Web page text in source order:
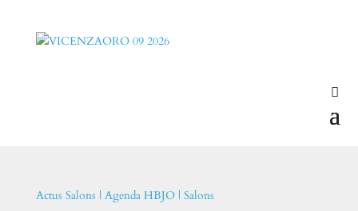
Actus Salons | Agenda HBJO| Salons